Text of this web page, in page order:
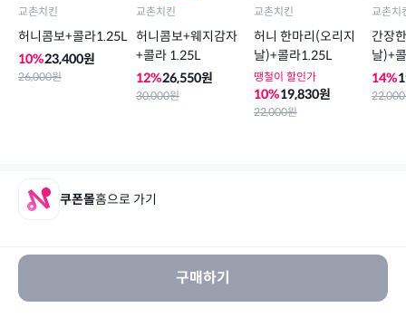
교촌치킨
허니콤보+콜라1.25L
10%23,400원
26,000원
교촌치킨
허니콤보+웨지감자
+콜라 1.25L
12%26,550원
30,000원
교촌치킨
허니 한마리(오리지
날)+콜라1.25L
땡철이 할인가
10%19,830원
22,000원
교촌치
간장
날)+
14%
22,000
쿠폰몰홈으로 가기
구매하기